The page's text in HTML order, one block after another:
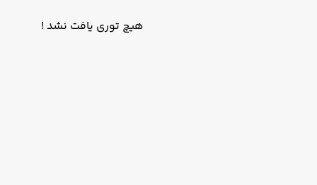
هیچ توری یافت نشد !